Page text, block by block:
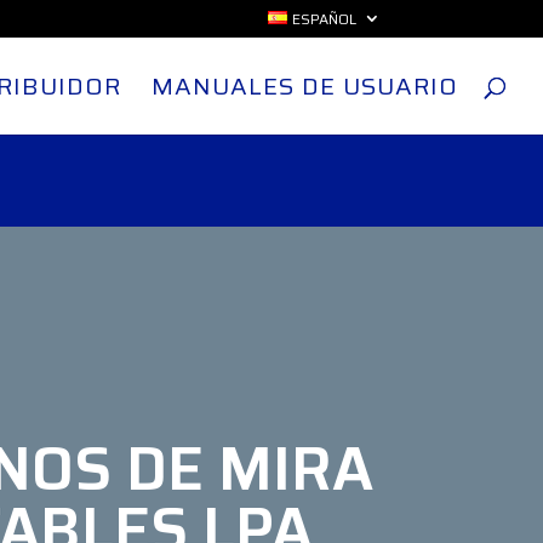
ESPAÑOL
MANUALES DE USUARIO
DE MIRA